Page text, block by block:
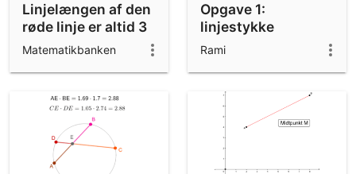
Linjelængen af den
røde linje er altid 3
gange
Matematikbanken
Opgave 1:
linjestykke
Rami